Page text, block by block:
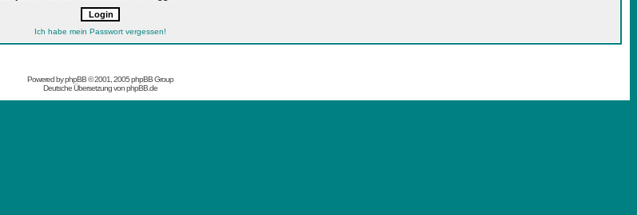
Ich habe mein Passwort vergessen!
Powered byphpBB© 2001, 2005 phpBB Group
Deutsche Übersetzung vonphpBB.de